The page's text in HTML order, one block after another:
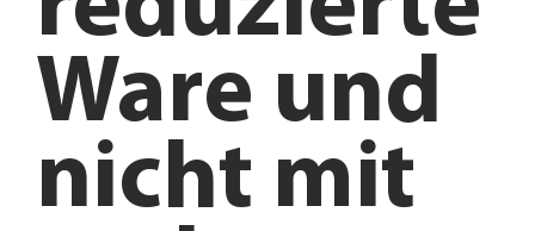
Ware und
nicht mit